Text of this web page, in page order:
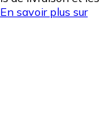
En savoir plus sur